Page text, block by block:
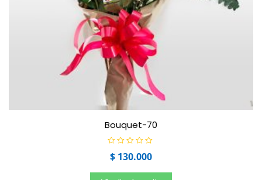
Bouquet-70
a
o
$ 130.000